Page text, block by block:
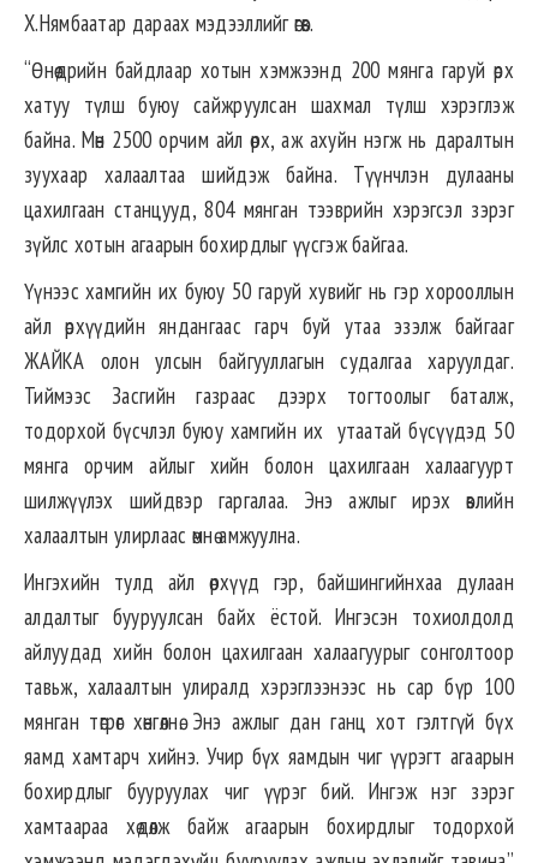
Х.Нямбаатар дараах мэдээллийг өгөв.
“Өнөөдрийн байдлаар хотын хэмжээнд 200 мянга гаруй өрх
хатуу түлш буюу сайжруулсан шахмал түлш хэрэглэж
байна. Мөн 2500 орчим айл өрх, аж ахуйн нэгж нь даралтын
зуухаар халаалтаа шийдэж байна. Түүнчлэн дулааны
цахилгаан станцууд, 804 мянган тээврийн хэрэгсэл зэрэг
зүйлс хотын агаарын бохирдлыг үүсгэж байгаа.
Үүнээс хамгийн их буюу 50 гаруй хувийг нь гэр хорооллын
айл өрхүүдийн яндангаас гарч буй утаа эзэлж байгааг
ЖАЙКА олон улсын байгууллагын судалгаа харуулдаг.
Тиймээс Засгийн газраас дээрх тогтоолыг баталж,
тодорхой бүсчлэл буюу хамгийн их утаатай бүсүүдэд 50
мянга орчим айлыг хийн болон цахилгаан халаагуурт
шилжүүлэх шийдвэр гаргалаа. Энэ ажлыг ирэх өвлийн
халаалтын улирлаас өмнө амжуулна.
Ингэхийн тулд айл өрхүүд гэр, байшингийнхаа дулаан
алдалтыг бууруулсан байх ёстой. Ингэсэн тохиолдолд
айлуудад хийн болон цахилгаан халаагуурыг сонголтоор
тавьж, халаалтын улиралд хэрэглээнээс нь сар бүр 100
мянган төгрөг хөнгөлнө. Энэ ажлыг дан ганц хот гэлтгүй бүх
яамд хамтарч хийнэ. Учир бүх яамдын чиг үүрэгт агаарын
бохирдлыг бууруулах чиг үүрэг бий. Ингэж нэг зэрэг
хамтаараа хөдөлж байж агаарын бохирдлыг тодорхой